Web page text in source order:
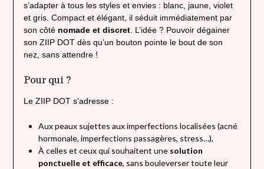
s’adapter à tous les styles et envies : blanc, jaune, violet
et gris. Compact et élégant, il séduit immédiatement par
son côté nomade et discret. L’idée ? Pouvoir dégainer
son ZIIP DOT dès qu’un bouton pointe le bout de son
nez, sans attendre !
Pour qui ?
Le ZIIP DOT s’adresse :
Aux peaux sujettes aux imperfections localisées (acné
hormonale, imperfections passagères, stress…),
À celles et ceux qui souhaitent une solution
ponctuelle et efficace, sans bouleverser toute leur